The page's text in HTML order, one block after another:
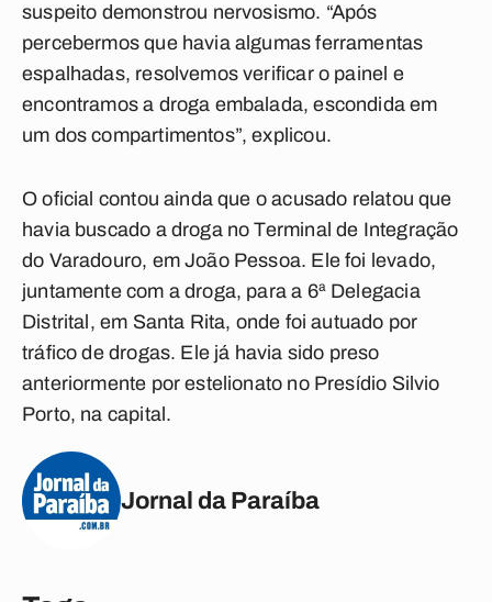
suspeito demonstrou nervosismo. “Após
percebermos que havia algumas ferramentas
espalhadas, resolvemos verificar o painel e
encontramos a droga embalada, escondida em
um dos compartimentos”, explicou.
O oficial contou ainda que o acusado relatou que
havia buscado a droga no Terminal de Integração
do Varadouro, em João Pessoa. Ele foi levado,
juntamente com a droga, para a 6ª Delegacia
Distrital, em Santa Rita, onde foi autuado por
tráfico de drogas. Ele já havia sido preso
anteriormente por estelionato no Presídio Silvio
Porto, na capital.
Jornal da Paraíba